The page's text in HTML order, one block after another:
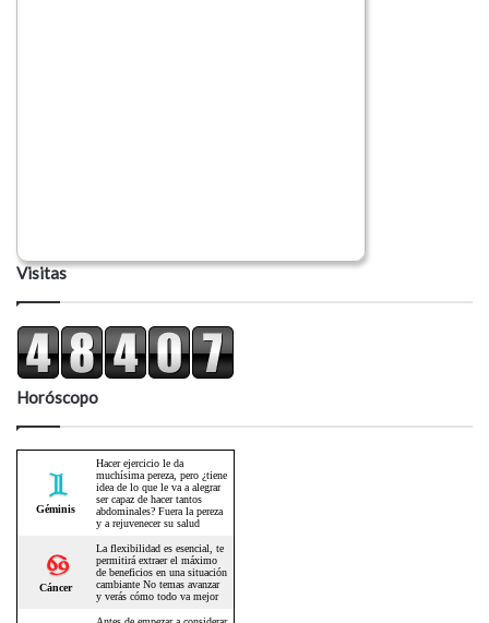
Visitas
Horóscopo